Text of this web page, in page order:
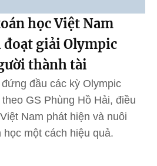
học Việt Nam
giải Olympic
thành tài
đầu các kỳ Olympic
GS Phùng Hồ Hải, điều
Nam phát hiện và nuôi
một cách hiệu quả.